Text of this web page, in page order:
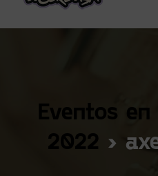
Eventos
2022 ›